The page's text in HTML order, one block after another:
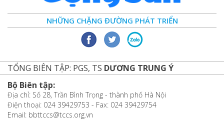
NHỮNG CHẶNG ĐƯỜNG PHÁT TRIỂN
TỔNG BIÊN TẬP: PGS, TS DƯƠNG TRUNG Ý
Bộ Biên tập:
Địa chỉ: Số 28, Trần Bình Trọng - thành phố Hà Nội
Điện thoại: 024 39429753 - Fax: 024 39429754
Email: bbttccs@tccs.org.vn